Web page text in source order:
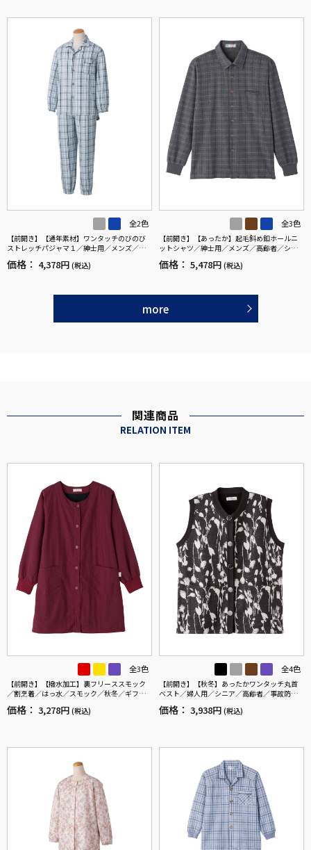
全2色
【前開き】【通年素材】ワンタッチのびのび
ストレッチパジャマ１／紳士用／メンズ／高
齢者／シニア／名前記入欄付／後ろ長め／ギ
フト／プレゼント【CF】
価格： 4,378円 (税込)
全3色
【前開き】【あったか】起毛斜め釦ホールニ
ットシャツ／紳士用／メンズ／高齢者／シニ
ア／秋冬／名前記入欄付／胸ポケット／洗濯
機OK／おしゃれ／お出かけ／ギフト／プレゼ
価格： 5,478円 (税込)
more
関連商品
RELATION ITEM
全3色
【前開き】【撥水加工】裏フリーススモック
／割烹着／はっ水／スモック／秋冬／ギフト
／プレゼント 【CF】
価格： 3,278円 (税込)
全4色
【前開き】【秋冬】あったかワンタッチ丸首
ベスト／婦人用／シニア／高齢者／事故防止
／ギフト／プレゼント 【CF】
価格： 3,938円 (税込)